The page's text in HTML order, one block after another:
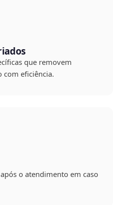
que removem
com eficiência.
o atendimento em caso